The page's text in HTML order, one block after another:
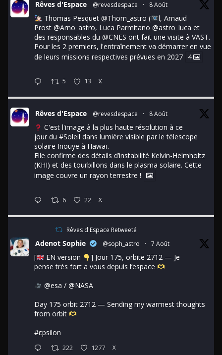
Rêves d'Espace @revesdespace · 8 Août
Thomas Pesquet @Thom_astro (
l, Arnaud
Prost @Arno_astro, Luca Parmitano @astro_luca et
des responsables du @CNES ont fait une visite à VAST.
Pour les 2 premiers, l'entraînement va démarrer en vue
de leurs missions respectives prévues en 2027 4
5 13 X
Rêves d'Espace @revesdespace · 8 Août
C'est l'image à la plus haute résolution à ce
jour du #Soleil dans lumière visible par le télescope
solaire Inouye à Hawaï.
Elle confirme des détails d’instabilité Kelvin-Helmholtz
(KHI) et des tourbillons dans le plasma solaire. Cette
image couvre un rayon terrestre !
6 22 X
Rêves d'Espace Retweeté
Adenot Sophie @soph_astro · 7 Août
[ EN version
] Jour 175, orbite 2712 — Je
pense très fort a vous depuis l’espace
@esa / @NASA
Day 175 orbit 2712 — Sending my warmest thoughts
from orbit
#εpsilon
222 1277 X